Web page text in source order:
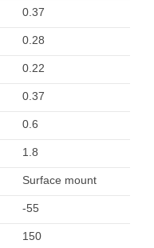
0.37
0.28
0.22
0.37
0.6
1.8
Surface mount
-55
150